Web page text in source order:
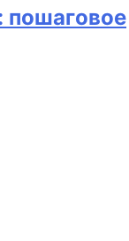
пошаговое